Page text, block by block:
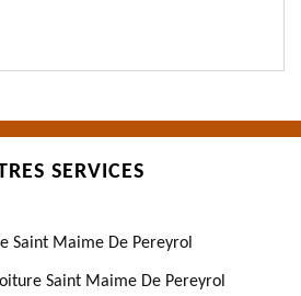
SERVICES
Saint Maime De Pereyrol
Saint Maime De Pereyrol